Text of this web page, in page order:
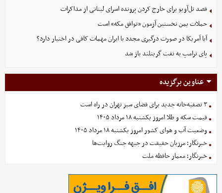
قصد تل‌آویو برای خارج کردن پرونده اسرای لبنانی از مذاکرات
حملات یمن نخستین آزمون «توافق مکه» است
آیا آمریکا در صورت درگیری مجدد با ایران مهمات کافی در اختیار دارد؟
پای ترامپ به نفت گرینلند باز شد
عناوین برگزیده
۳ تصفیه‌خانه جدید برای فضای سبز تهران در راه است
قیمت سکه و طلا امروز یکشنبه ۱۸ مرداد ۱۴۰۵
وضعیت آب و هوای کشور امروز یکشنبه ۱۸ مرداد ۱۴۰۵
خبرنگار؛ مرزبان حقیقت در جبهه جنگ روایت‌ها
خبرنگار؛ معمار حافظه ملت